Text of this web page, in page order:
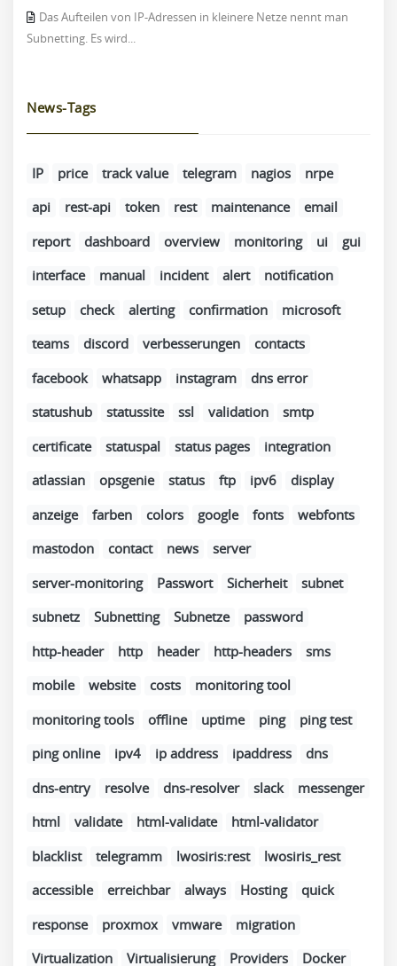
Das Aufteilen von IP-Adressen in kleinere Netze nennt man
Subnetting. Es wird...
News-Tags
IP price track value telegram nagios
nrpe
api
rest-api token rest maintenance
email
report
dashboard overview monitoring ui
gui
interface
manual incident alert
notification
setup
check alerting confirmation
microsoft
teams
discord verbesserungen
contacts
facebook
whatsapp instagram
dns error
statushub
statussite ssl validation
smtp
certificate
statuspal status pages
integration
atlassian
opsgenie status ftp ipv6
display
anzeige
farben colors google fonts
webfonts
mastodon
contact news
server
server-monitoring
Passwort Sicherheit
subnet
subnetz
Subnetting Subnetze
password
http-header
http header http-headers
sms
mobile
website costs
monitoring tool
monitoring tools
offline uptime ping
ping test
ping online
ipv4 ip address ipaddress
dns
dns-entry
resolve dns-resolver slack
messenger
html
validate html-validate
html-validator
blacklist
telegramm lwosiris:rest
lwosiris_rest
accessible
erreichbar always Hosting
quick
response
proxmox vmware
migration
Virtualization
Virtualisierung Providers Docker